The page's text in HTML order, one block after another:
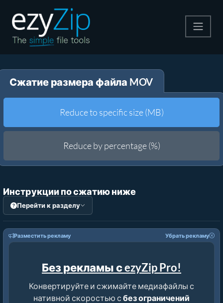
Pаспаковывайте
Конвертировать
Другие инструменты
Сжатие размера файла MOV
Reduce to specific size (MB)
Reduce by percentage (%)
Инструкции по сжатию ниже
Перейти к разделу
Разместить рекламу Убрать рекламу
Без рекламы с ezyZip Pro!
Конвертируйте и сжимайте медиафайлы с
нативной скоростью с без ограничений